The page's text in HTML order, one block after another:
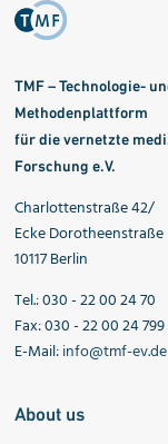
TMF – Technologie-
Methodenplattform
für die vernetzte
Forschung e.V.
Charlottenstraße 42/
Ecke Dorotheenstraße
10117 Berlin
Tel.: 030 - 22 00 24 70
Fax: 030 - 22 00 24 799
E-Mail:info@tmf-ev.de
About us